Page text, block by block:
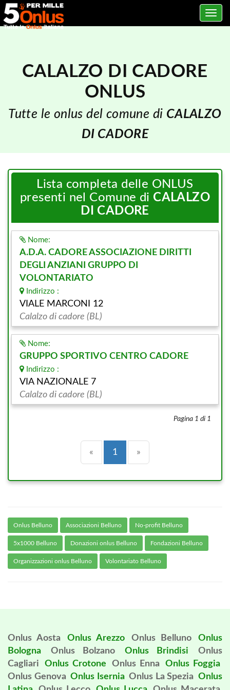
Toggle
CALALZO DI CADORE
ONLUS
Tutte le onlus del comune di CALALZO
DI CADORE
Lista completa delle ONLUS
presenti nel Comune di CALALZO
DI CADORE
Nome:
A.D.A. CADORE ASSOCIAZIONE DIRITTI
DEGLI ANZIANI GRUPPO DI
VOLONTARIATO
Indirizzo :
VIALE MARCONI 12
Calalzo di cadore (BL)
Nome:
GRUPPO SPORTIVO CENTRO CADORE
Indirizzo :
VIA NAZIONALE 7
Calalzo di cadore (BL)
Pagina 1 di 1
« Precedente
1 (current)
»
Onlus Belluno Associazioni Belluno No-profit Belluno
5x1000 Belluno Donazioni onlus Belluno Fondazioni Belluno
Organizzazioni onlus Belluno Volontariato Belluno
Onlus Aosta Onlus Arezzo Onlus Belluno
Onlus
Bologna
Onlus Bolzano Onlus Brindisi
Onlus
Cagliari
Onlus Crotone Onlus Enna
Onlus Foggia
Onlus Genova Onlus Isernia Onlus La Spezia Onlus